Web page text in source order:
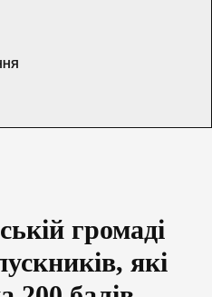
громаді
які